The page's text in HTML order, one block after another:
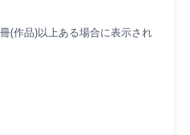
(作品)以上ある場合に表示され